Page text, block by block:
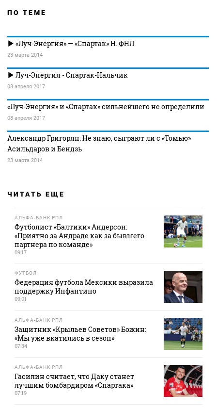
ПО ТЕМЕ
«Луч-Энергия» — «Спартак» Н. ФНЛ
23 марта 2014
Луч-Энергия - Спартак-Нальчик
08 апреля 2017
«Луч-Энергия» и «Спартак» сильнейшего не определили
08 апреля 2017
Александр Григорян: Не знаю, сыграют ли с «Томью»
Асильдаров и Бендзь
23 марта 2014
ЧИТАТЬ ЕЩЕ
АЛЬФА-БАНК РПЛ
Футболист «Балтики» Андерсон:
«Приятно за Андраде как за бывшего
партнера по команде»
09:17
ФУТБОЛ
Федерация футбола Мексики выразила
поддержку Инфантино
09:01
АЛЬФА-БАНК РПЛ
Защитник «Крыльев Советов» Божин:
«Мы уже вкатились в сезон»
07:34
АЛЬФА-БАНК РПЛ
Гасилин считает, что Даку станет
лучшим бомбардиром «Спартака»
07:19